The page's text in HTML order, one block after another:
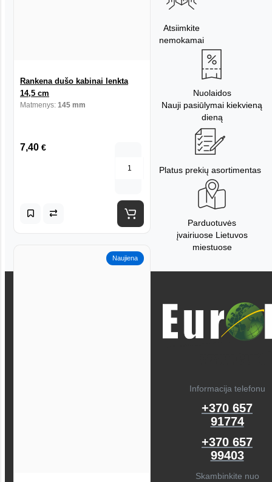
Rankena dušo kabinai lenkta
14,5 cm
Matmenys: 145 mm
7,40 €
Naujiena
Atsiimkite
nemokamai
Nuolaidos
Nauji pasiūlymai kiekvieną
dieną
Platus prekių asortimentas
Parduotuvės
įvairiuose Lietuvos
miestuose
Informacija telefonu
+370 657
91774
+370 657
99403
Skambinkite nuo